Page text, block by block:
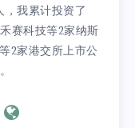
，我累计投资了
赛科技等2家纳斯
2家港交所上市公